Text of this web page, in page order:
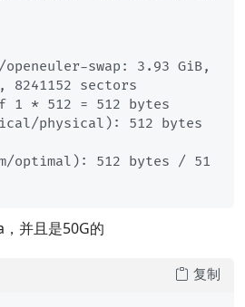
swap: 3.93 GiB,
8241152 sectors
1 * 512 = 512 bytes
physical): 512 bytes
optimal): 512 bytes / 51
并且是50G的
复制